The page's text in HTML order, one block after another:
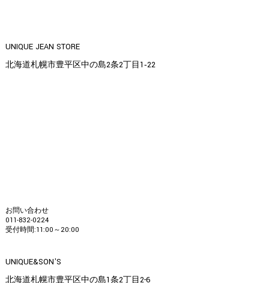
UNIQUE JEAN STORE
北海道札幌市豊平区中の島2条2丁目1‐22
お問い合わせ
011-832-0224
受付時間:11:00～20:00
UNIQUE&SON'S
北海道札幌市豊平区中の島1条2丁目2-6